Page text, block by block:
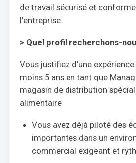
de travail sécurisé et
l’entreprise.
> Quel profil recherchons-
Vous justifiez d’une
moins 5 ans en tant que
magasin de distribution
alimentaire
Vous avez déjà piloté des
importantes dans un
commercial exigeant et